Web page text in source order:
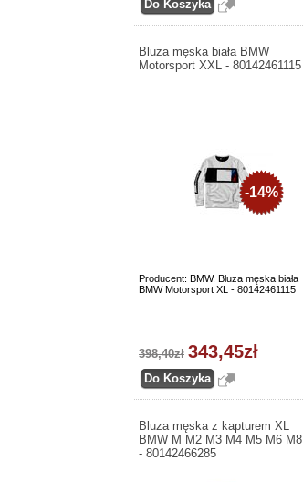
Bluza męska biała BMW
Motorsport XXL - 80142461115
Producent: BMW. Bluza męska biała
BMW Motorsport XL - 80142461115
-14%
398,40zł 343,45zł
Bluza męska z kapturem XL
BMW M M2 M3 M4 M5 M6 M8
- 80142466285